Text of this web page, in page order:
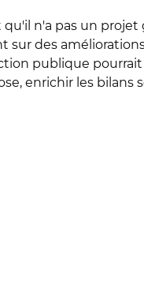
qu'il n'a pas un
sur des
publique
enrichir les bilans